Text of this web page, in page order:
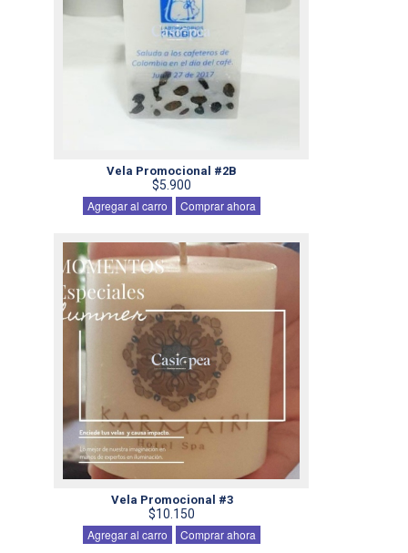
Vela Promocional #2B
$5.900
Agregar al carro Comprar ahora
Vela Promocional #3
$10.150
Agregar al carro Comprar ahora